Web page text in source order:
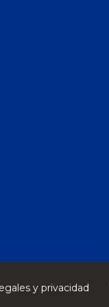
y privacidad